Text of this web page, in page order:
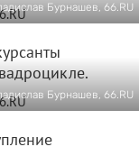
Бурнашев, 66.RU
Бурнашев, 66.RU